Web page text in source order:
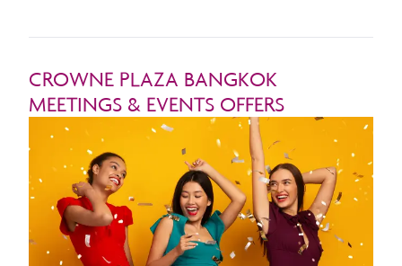
CROWNE PLAZA BANGKOK
MEETINGS & EVENTS OFFERS